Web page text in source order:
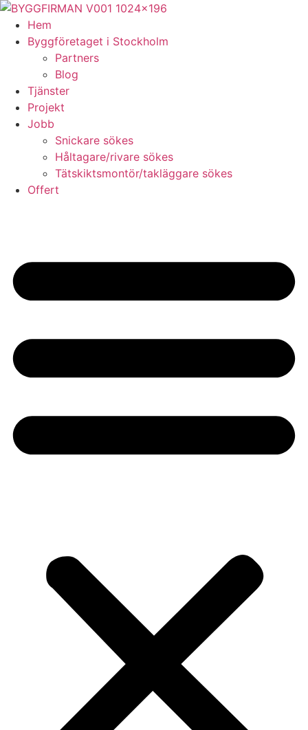
Skip
content
Hem
Byggföretaget i Stockholm
Partners
Blog
Tjänster
Projekt
Jobb
Snickare sökes
Håltagare/rivare sökes
Tätskiktsmontör/takläggare sökes
Offert